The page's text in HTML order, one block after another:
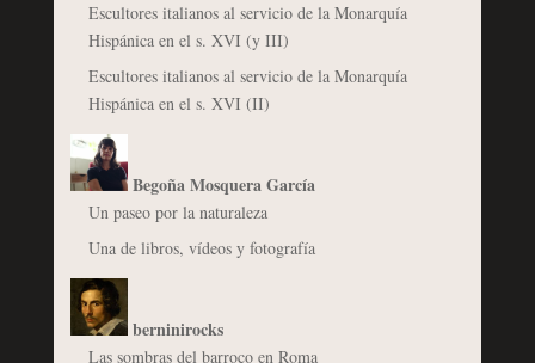
Escultores italianos al servicio de la Monarquía
Hispánica en el s. XVI (y III)
Escultores italianos al servicio de la Monarquía
Hispánica en el s. XVI (II)
Begoña Mosquera García
Un paseo por la naturaleza
Una de libros, vídeos y fotografía
berninirocks
Las sombras del barroco en Roma